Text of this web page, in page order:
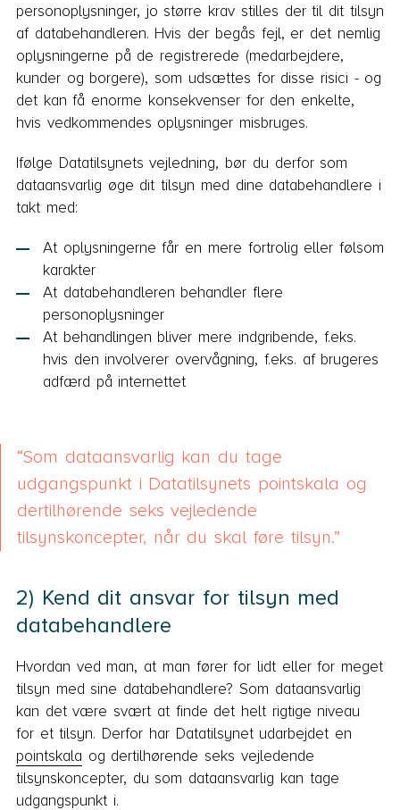
personoplysninger, jo større krav stilles der til dit tilsyn
af databehandleren. Hvis der begås fejl, er det nemlig
oplysningerne på de registrerede (medarbejdere,
kunder og borgere), som udsættes for disse risici - og
det kan få enorme konsekvenser for den enkelte,
hvis vedkommendes oplysninger misbruges.
Ifølge Datatilsynets vejledning, bør du derfor som
dataansvarlig øge dit tilsyn med dine databehandlere i
takt med:
At oplysningerne får en mere fortrolig eller følsom
karakter
At databehandleren behandler flere
personoplysninger
At behandlingen bliver mere indgribende, f.eks.
hvis den involverer overvågning, f.eks. af brugeres
adfærd på internettet
Som dataansvarlig kan du tage
udgangspunkt i Datatilsynets pointskala og
dertilhørende seks vejledende
tilsynskoncepter, når du skal føre tilsyn.
2) Kend dit ansvar for tilsyn med
databehandlere
Hvordan ved man, at man fører for lidt eller for meget
tilsyn med sine databehandlere? Som dataansvarlig
kan det være svært at finde det helt rigtige niveau
for et tilsyn. Derfor har Datatilsynet udarbejdet en
pointskala og dertilhørende seks vejledende
tilsynskoncepter, du som dataansvarlig kan tage
udgangspunkt i.